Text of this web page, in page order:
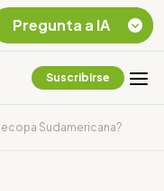
Suscribirse
Sudamericana?
Pregunta a IA
Chevron Ecuador